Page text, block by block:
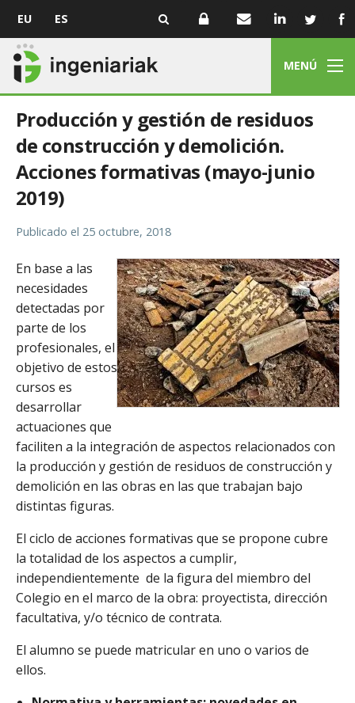
EU ES
MENÚ
Producción y gestión de residuos
de construcción y demolición.
Acciones formativas (mayo-junio
2019)
Publicado el 25 octubre, 2018
En base a las
necesidades
detectadas por
parte de los
profesionales, el
objetivo de estos
cursos es
desarrollar
actuaciones que
faciliten a la integración de aspectos relacionados con
la producción y gestión de residuos de construcción y
demolición en las obras en las que trabajan bajo
distintas figuras.
El ciclo de acciones formativas que se propone cubre
la totalidad de los aspectos a cumplir,
independientemente de la figura del miembro del
Colegio en el marco de la obra: proyectista, dirección
facultativa, y/o técnico de contrata.
El alumno se puede matricular en uno o varios de
ellos.